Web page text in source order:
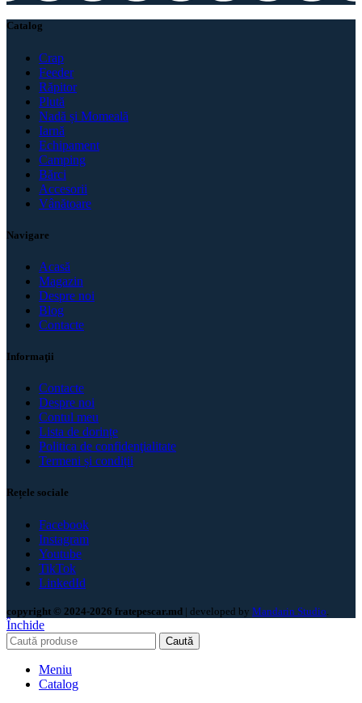
Catalog
Crap
Feeder
Răpitor
Plută
Nadă și Momeală
Iarnă
Echipament
Camping
Bărci
Accesorii
Vânătoare
Navigare
Acasă
Magazin
Despre noi
Blog
Contacte
Informaţii
Contacte
Despre noi
Contul meu
Lista de dorințe
Politica de confidenţialitate
Termeni și condiții
Rețele sociale
Facebook
Instagram
Youtube
TikTok
LinkedId
copyright © 2024-2026 fratepescar.md | developed by Mandarin Studio
Închide
Caută
Meniu
Catalog